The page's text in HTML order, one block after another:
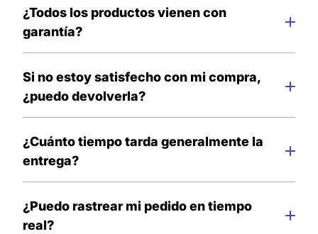
entrega, recibirá una llamada o mensaje por parte
del repartidor que llevará a cabo la entrega. Si no
puede recibir ese día, se realizará otro intento.
¿Todos los productos vienen con
garantía?
satisfacción por defectos de fábrica.
Si no estoy satisfecho con mi compra,
¿puedo devolverla?
ayudarte a gestionar tu garantía.
¿Cuánto tiempo tarda generalmente la
entrega?
útiles, dependiendo de la ciudad de la que nos
haces tu pedido.
¿Puedo rastrear mi pedido en tiempo
real?